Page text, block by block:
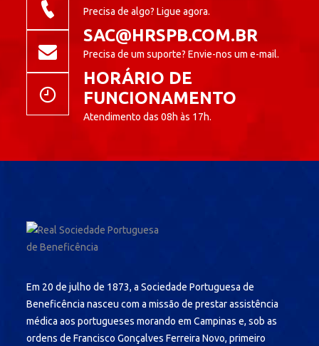
Precisa de algo? Ligue agora.
SAC@HRSPB.COM.BR
Precisa de um suporte? Envie-nos um e-mail.
HORÁRIO DE
FUNCIONAMENTO
Atendimento das 08h às 17h.
Em 20 de julho de 1873, a Sociedade Portuguesa de
Beneficência nasceu com a missão de prestar assistência
médica aos portugueses morando em Campinas e, sob as
ordens de Francisco Gonçalves Ferreira Novo, primeiro